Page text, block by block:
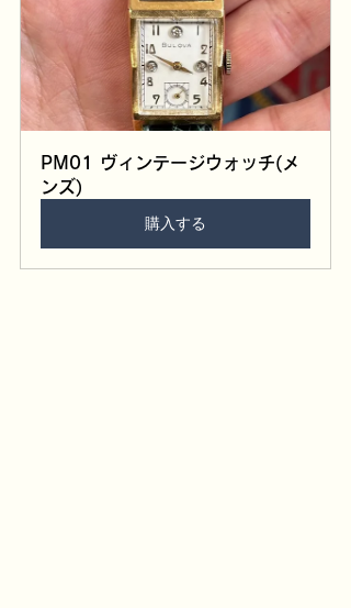
PM01 ヴィンテージウォッチ(メ
ンズ)
購入する